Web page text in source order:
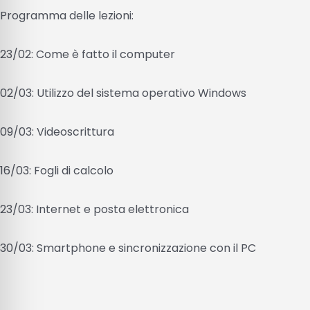
Programma delle lezioni:
23/02: Come è fatto il computer
02/03: Utilizzo del sistema operativo Windows
09/03: Videoscrittura
16/03: Fogli di calcolo
23/03: Internet e posta elettronica
30/03: Smartphone e sincronizzazione con il PC